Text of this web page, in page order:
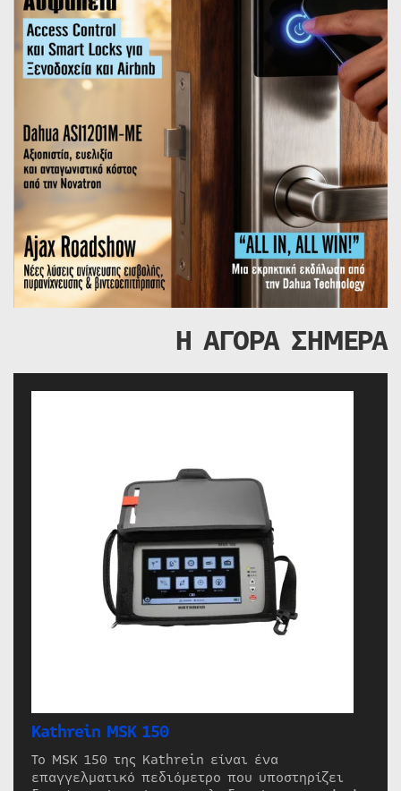
Η ΑΓΟΡΑ ΣΗΜΕΡΑ
Kathrein MSK 150
Το MSK 150 της Kathrein είναι ένα
επαγγελματικό πεδιόμετρο που υποστηρίζει